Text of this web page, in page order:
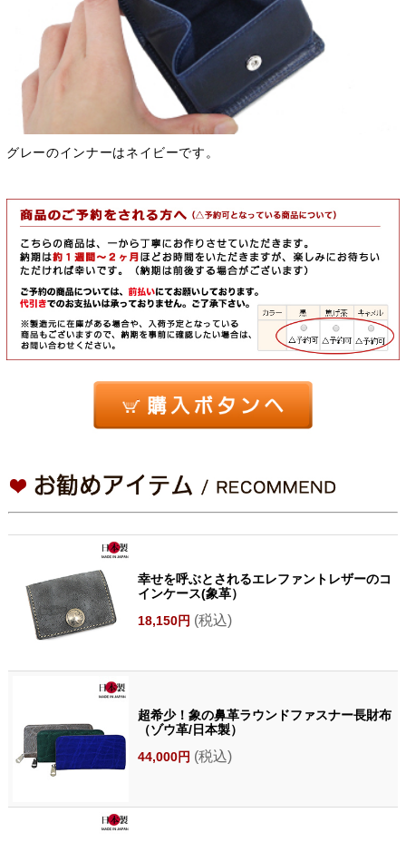
グレーのインナーはネイビーです。
幸せを呼ぶとされるエレファントレザーのコ
インケース(象革）
18,150円 (税込)
超希少！象の鼻革ラウンドファスナー長財布
（ゾウ革/日本製）
44,000円 (税込)